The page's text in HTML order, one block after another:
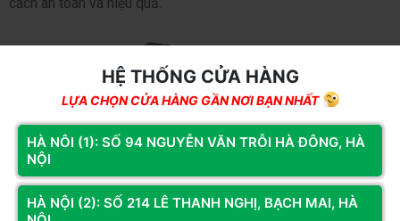
HỆ THỐNG CỬA HÀNG
LỰA CHỌN CỬA HÀNG GẦN NƠI BẠN NHẤT
HÀ NÔI (1): SỐ 94 NGUYỄN VĂN TRỖI HÀ ĐÔNG, HÀ
NỘI
HÀ NỘI (2): SỐ 214 LÊ THANH NGHỊ, BẠCH MAI, HÀ